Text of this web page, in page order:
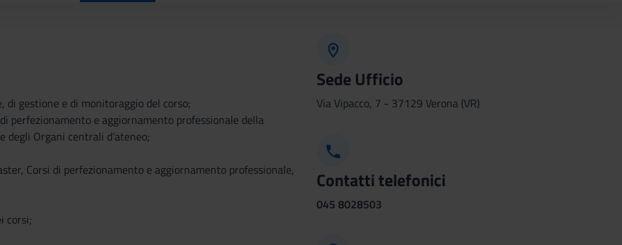
gestione e di monitoraggio del corso;
perfezionamento e aggiornamento professionale della
Organi centrali d’ateneo;
Corsi di perfezionamento e aggiornamento professionale,
corsi;
Sede Ufficio
Via Vipacco, 7 - 37129 Verona (VR)
Contatti telefonici
045 8028503